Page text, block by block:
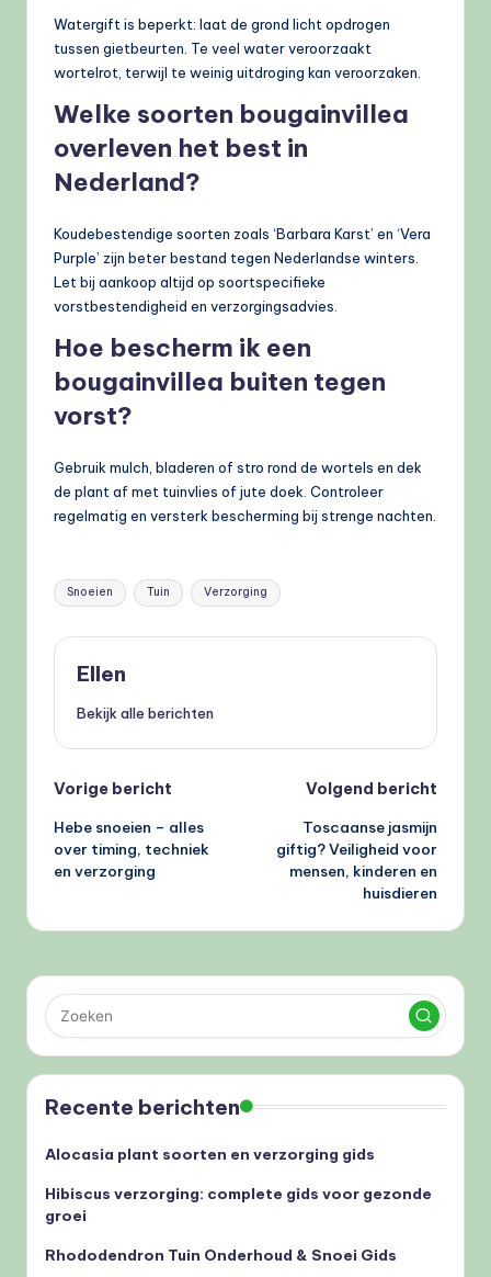
Watergift is beperkt: laat de grond licht opdrogen
tussen gietbeurten. Te veel water veroorzaakt
wortelrot, terwijl te weinig uitdroging kan veroorzaken.
Welke soorten bougainvillea
overleven het best in
Nederland?
Koudebestendige soorten zoals ‘Barbara Karst’ en ‘Vera
Purple’ zijn beter bestand tegen Nederlandse winters.
Let bij aankoop altijd op soortspecifieke
vorstbestendigheid en verzorgingsadvies.
Hoe bescherm ik een
bougainvillea buiten tegen
vorst?
Gebruik mulch, bladeren of stro rond de wortels en dek
de plant af met tuinvlies of jute doek. Controleer
regelmatig en versterk bescherming bij strenge nachten.
Tags:
Snoeien Tuin Verzorging
Ellen
Bekijk alle berichten
Bericht
navigatie
Vorige bericht
Hebe snoeien – alles
over timing, techniek
en verzorging
Volgend bericht
Toscaanse jasmijn
giftig? Veiligheid voor
mensen, kinderen en
huisdieren
Recente berichten
Alocasia plant soorten en verzorging gids
Hibiscus verzorging: complete gids voor gezonde
groei
Rhododendron Tuin Onderhoud & Snoei Gids